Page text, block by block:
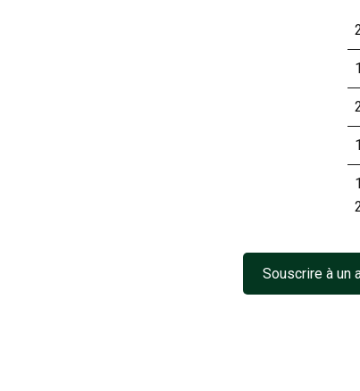
Souscrire à un